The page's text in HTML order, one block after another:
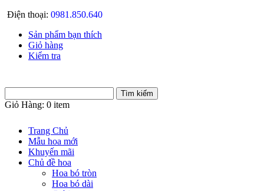
Điện thoại: 0981.850.640
Sản phẩm bạn thích
Giỏ hàng
Kiểm tra
Giỏ Hàng: 0 item
Trang Chủ
Mẫu hoa mới
Khuyến mãi
Chủ đề hoa
Hoa bó tròn
Hoa bó dài